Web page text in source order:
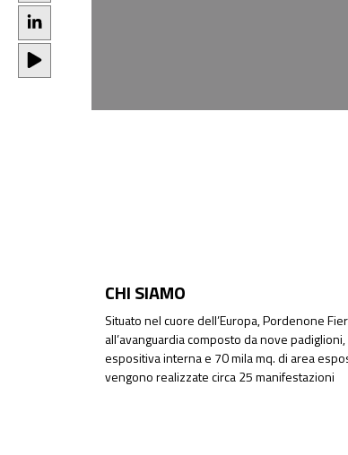
CHI SIAMO
Situato nel cuore dell’Europa, Pordenone
all’avanguardia composto da nove
espositiva interna e 70 mila mq. di area
vengono realizzate circa 25 manifestazioni